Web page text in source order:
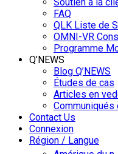
FAQ
QLK Liste de
OMNI-VR
Programme
Q’NEWS
Blog Q’NEWS
Études de cas
Articles en
Contact Us
Connexion
Région / Langue